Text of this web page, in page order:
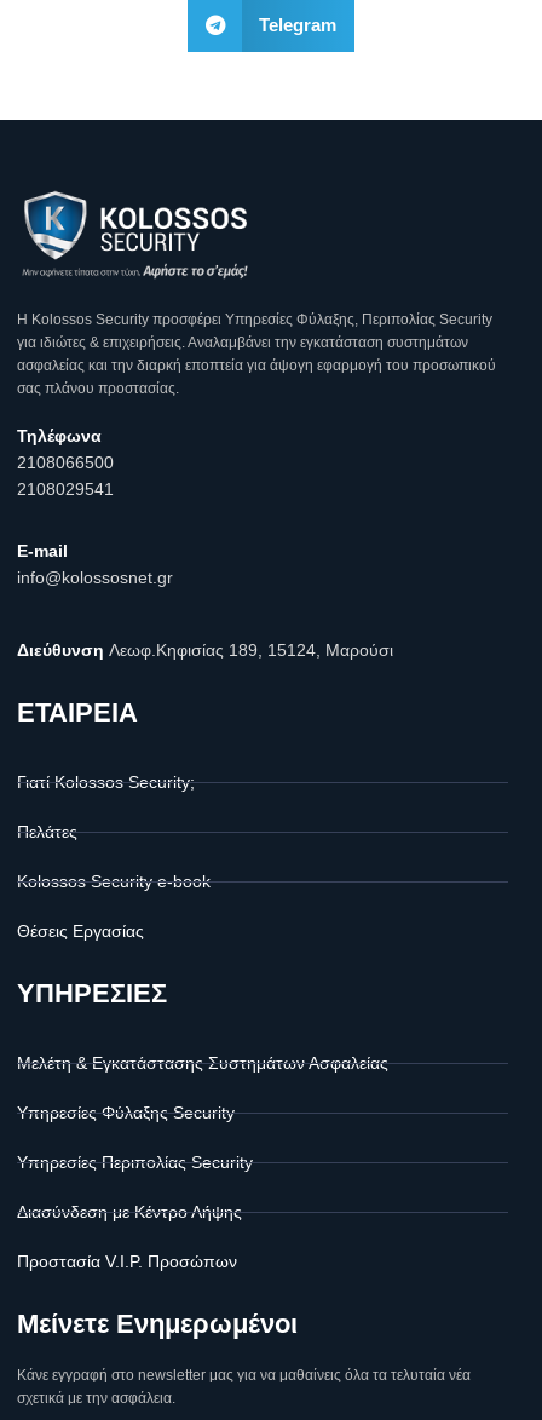
Telegram
Η Κοlossos Security προσφέρει Υπηρεσίες Φύλαξης, Περιπολίας Security
για ιδιώτες & επιχειρήσεις. Αναλαμβάνει την εγκατάσταση συστημάτων
ασφαλείας και την διαρκή εποπτεία για άψογη εφαρμογή του προσωπικού
σας πλάνου προστασίας.
Τηλέφωνα
2108066500
2108029541
E-mail
info@kolossosnet.gr
Διεύθυνση Λεωφ.Κηφισίας 189, 15124, Μαρούσι
ΕΤΑΙΡΕΙΑ
Γιατί Kolossos Security;
Πελάτες
Kolossos Security e-book
Θέσεις Εργασίας
ΥΠΗΡΕΣΙΕΣ
Μελέτη & Εγκατάστασης Συστημάτων Ασφαλείας
Υπηρεσίες Φύλαξης Security
Υπηρεσίες Περιπολίας Security
Διασύνδεση με Κέντρο Λήψης
Προστασία V.I.P. Προσώπων
Μείνετε Ενημερωμένοι
Κάνε εγγραφή στο newsletter μας για να μαθαίνεις όλα τα τελυταία νέα
σχετικά με την ασφάλεια.